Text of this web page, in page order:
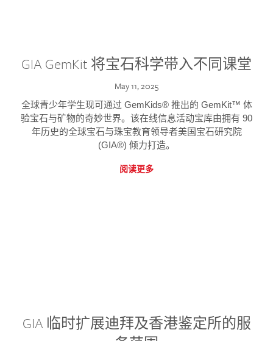
GIA GemKit 将宝石科学带入不同课堂
May 11, 2025
全球青少年学生现可通过 GemKids® 推出的 GemKit™ 体
验宝石与矿物的奇妙世界。该在线信息活动宝库由拥有 90
年历史的全球宝石与珠宝教育领导者美国宝石研究院
(GIA®) 倾力打造。
阅读更多
GIA 临时扩展迪拜及香港鉴定所的服